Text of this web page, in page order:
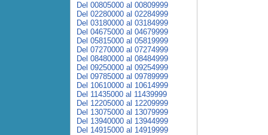
Del 00805000 al 00809999
Del 02280000 al 02284999
Del 03180000 al 03184999
Del 04675000 al 04679999
Del 05815000 al 05819999
Del 07270000 al 07274999
Del 08480000 al 08484999
Del 09250000 al 09254999
Del 09785000 al 09789999
Del 10610000 al 10614999
Del 11435000 al 11439999
Del 12205000 al 12209999
Del 13075000 al 13079999
Del 13940000 al 13944999
Del 14915000 al 14919999